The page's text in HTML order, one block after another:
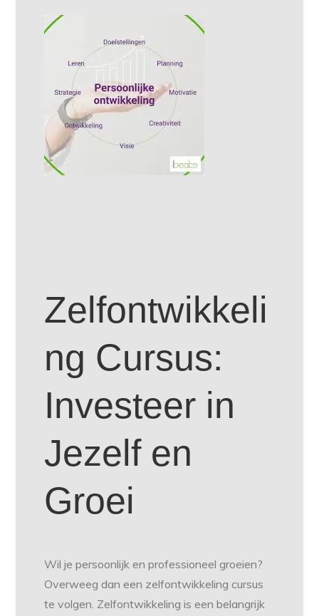
Zelfontwikkeli
ng Cursus:
Investeer in
Jezelf en
Groei
Wil je persoonlijk en professioneel groeien?
Overweeg dan een zelfontwikkeling cursus
te volgen. Zelfontwikkeling is een belangrijk